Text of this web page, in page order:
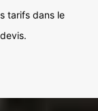
tarifs dans le